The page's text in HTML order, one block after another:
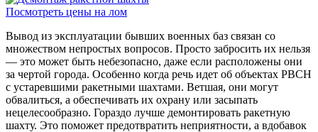
Посмотреть цены на лом
Вывод из эксплуатации бывших военных баз связан со
множеством непростых вопросов. Просто забросить их нельзя
— это может быть небезопасно, даже если расположены они
за чертой города. Особенно когда речь идет об объектах РВСН
с устаревшими ракетными шахтами. Ветшая, они могут
обвалиться, а обеспечивать их охрану или засыпать
нецелесообразно. Гораздо лучше демонтировать ракетную
шахту. Это поможет предотвратить неприятности, а вдобавок